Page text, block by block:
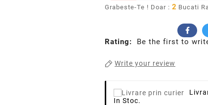
Grabeste-Te ! Doar : 2 Bucati
Rating: Be the first to
Write your review
In Stoc.